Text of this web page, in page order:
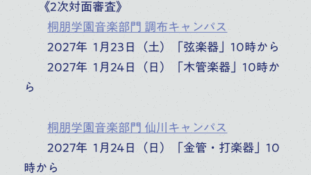
《2次対面審査》
桐朋学園音楽部門 調布キャンパス
2027年 1月23日（土）「弦楽器」10時から
2027年 1月24日（日）「木管楽器」10時か
ら
桐朋学園音楽部門 仙川キャンパス
2027年 1月24日（日）「金管・打楽器」10
時から